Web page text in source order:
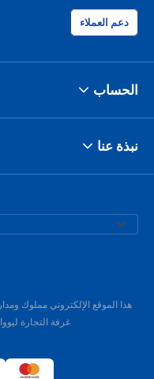
دعم العملاء
الحساب
نبذة عنا
غرفة التجارة